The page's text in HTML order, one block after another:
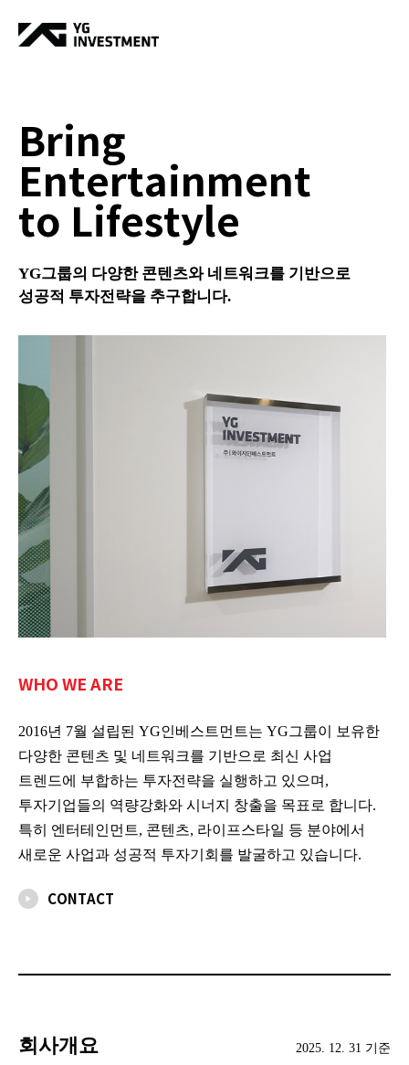
Bring
Entertainment
to Lifestyle
YG그룹의 다양한 콘텐츠와 네트워크를 기반으로
성공적 투자전략을 추구합니다.
WHO WE ARE
2016년 7월 설립된 YG인베스트먼트는 YG그룹이 보유한
다양한 콘텐츠 및 네트워크를 기반으로 최신 사업
트렌드에 부합하는 투자전략을 실행하고 있으며,
투자기업들의 역량강화와 시너지 창출을 목표로 합니다.
특히 엔터테인먼트, 콘텐츠, 라이프스타일 등 분야에서
새로운 사업과 성공적 투자기회를 발굴하고 있습니다.
CONTACT
회사개요 2025. 12. 31 기준